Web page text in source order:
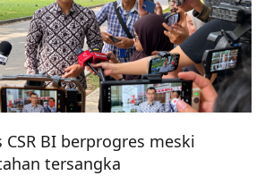
CSR BI berprogres meski
tersangka